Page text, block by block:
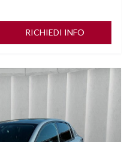
RICHIEDI INFO